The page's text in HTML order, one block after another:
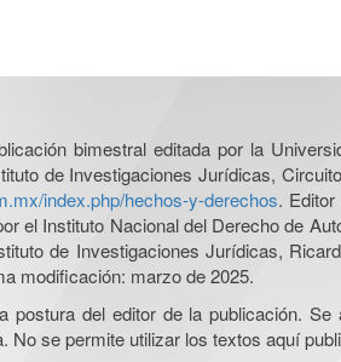
bimestral editada por la
de Investigaciones Jurídicas,
index.php/hechos-y-derechos.
el Instituto Nacional del Derecho de
de Investigaciones Jurídicas,
modificación: marzo de 2025.
del editor de la publicación.
se permite utilizar los textos aquí